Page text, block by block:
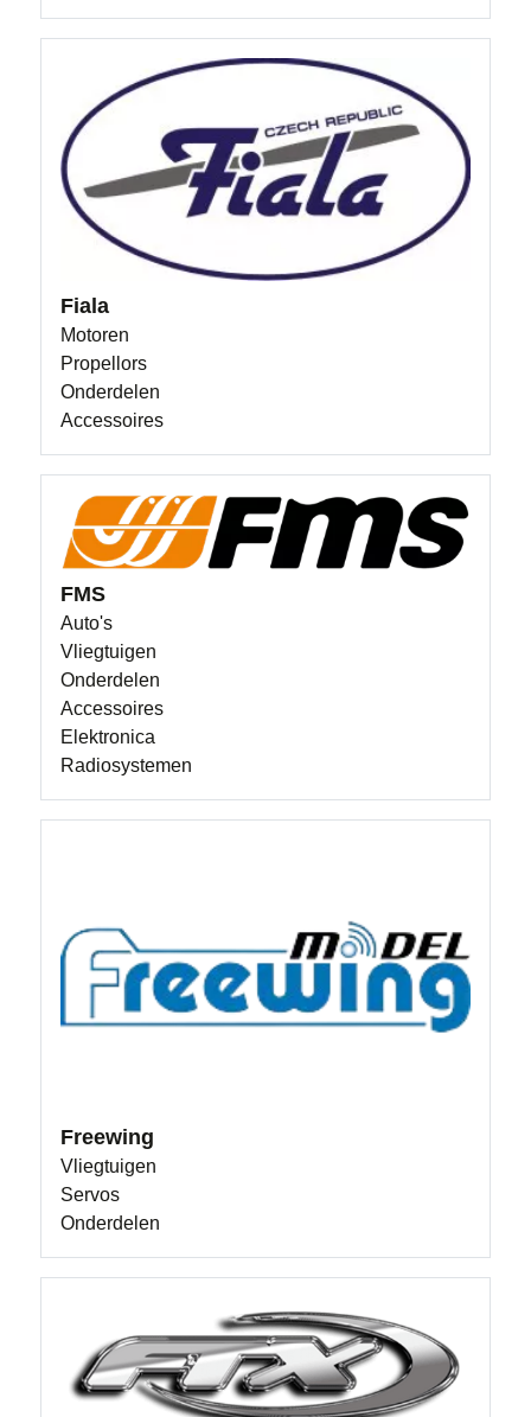
Fiala
Motoren
Propellors
Onderdelen
Accessoires
FMS
Auto's
Vliegtuigen
Onderdelen
Accessoires
Elektronica
Radiosystemen
Freewing
Vliegtuigen
Servos
Onderdelen